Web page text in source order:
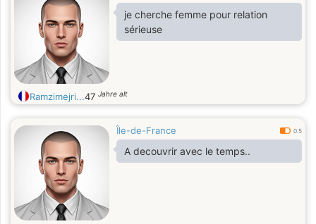
je cherche femme pour relation
sérieuse
Ramzimejri...47 Jahre alt
Île-de-France 0.5
A decouvrir avec le temps..